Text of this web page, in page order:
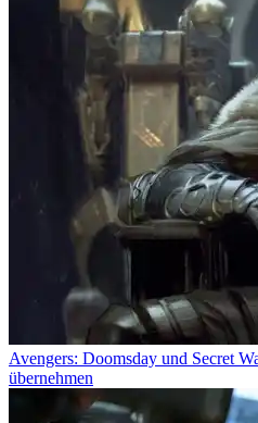
Avengers: Doomsday und Secret
übernehmen